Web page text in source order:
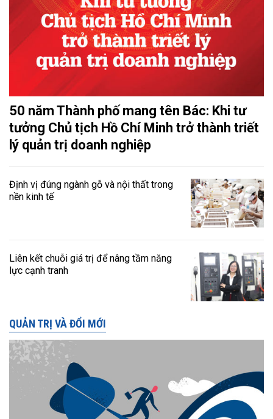
50 năm Thành phố mang tên Bác: Khi tư
tưởng Chủ tịch Hồ Chí Minh trở thành triết
lý quản trị doanh nghiệp
Định vị đúng ngành gỗ và nội thất trong
nền kinh tế
Liên kết chuỗi giá trị để nâng tầm năng
lực cạnh tranh
QUẢN TRỊ VÀ ĐỔI MỚI